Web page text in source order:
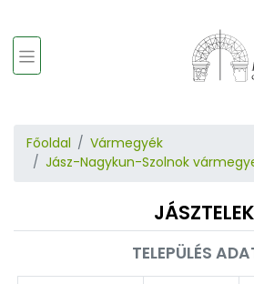
Főoldal
Vármegyék
Jász-Nagykun-Szolnok
JÁSZTELEK
TELEPÜLÉS